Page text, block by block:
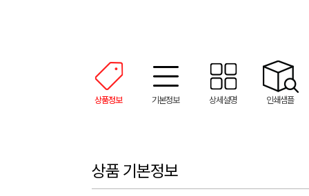
상품정보 기본정보 상세설명 인쇄샘플
상품 기본정보